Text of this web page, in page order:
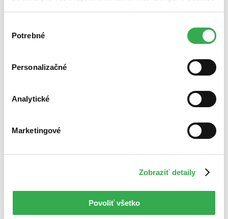
nám zas umožňujú zobrazenie relevantnej reklamy.
nám pomohlo, keby sme mohli používať všetky tieto
súhlasu
Potrebné
Personalizačné
Analytické
Marketingové
Zobraziť detaily
Povoliť všetko
Zoradiť
Top hodnotené
Najlacnejšie
Najvyššia zľava
Nebol nájdenýžiadny titulvyhovujúci zadaným podmienkam.
Skúste prosím zmeniť vyhľadávaný výraz.